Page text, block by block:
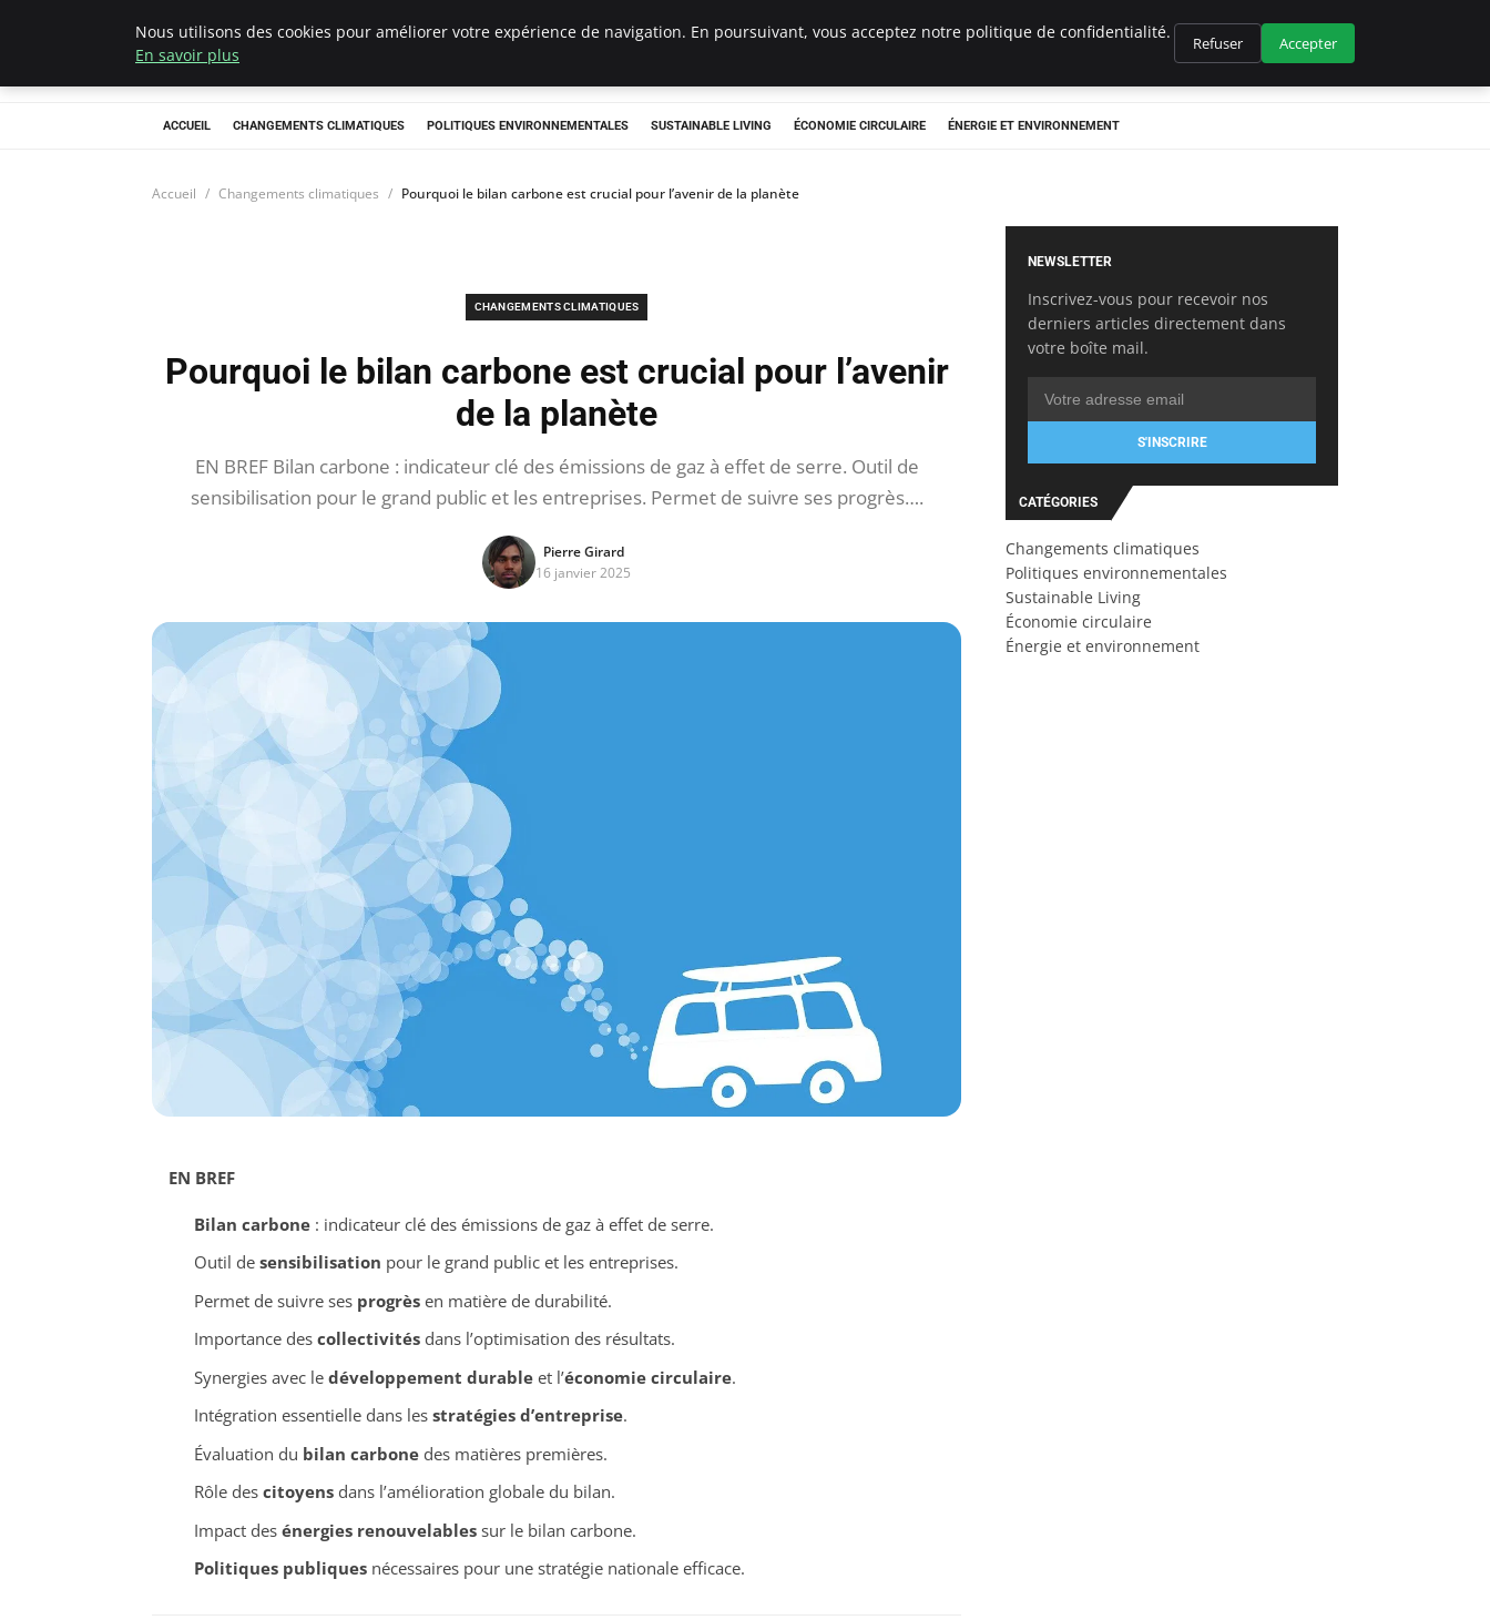
Climategatecountryclub.com
ACCUEIL CHANGEMENTS CLIMATIQUES POLITIQUES ENVIRONNEMENTALES SUSTAINABLE LIVING ÉCONOMIE CIRCULAIRE ÉNERGIE ET ENVIRONNEMENT
Accueil Changements climatiques Pourquoi le bilan carbone est crucial pour l’avenir de la planète
CHANGEMENTS CLIMATIQUES
Pourquoi le bilan carbone est crucial pour l’avenir
de la planète
EN BREF Bilan carbone : indicateur clé des émissions de gaz à effet de serre. Outil de
sensibilisation pour le grand public et les entreprises. Permet de suivre ses progrès….
Pierre Girard
16 janvier 2025
EN BREF
Bilan carbone: indicateur clé des émissions de gaz à effet de serre.
Outil de sensibilisation pour le grand public et les entreprises.
Permet de suivre ses progrèsen matière de durabilité.
Importance des collectivitésdans l’optimisation des résultats.
Synergies avec le développement durableet l’économie circulaire.
Intégration essentielle dans les stratégies d’entreprise.
Évaluation du bilan carbonedes matières premières.
Rôle des citoyensdans l’amélioration globale du bilan.
Impact des énergies renouvelablessur le bilan carbone.
Politiques publiquesnécessaires pour une stratégie nationale efficace.
NEWSLETTER
Inscrivez-vous pour recevoir nos
derniers articles directement dans
votre boîte mail.
S'INSCRIRE
CATÉGORIES
Changements climatiques
Politiques environnementales
Sustainable Living
Économie circulaire
Énergie et environnement
Nous utilisons des cookies pour améliorer votre expérience de navigation. En poursuivant, vous acceptez notre politique de confidentialité.
En savoir plus
Refuser Accepter